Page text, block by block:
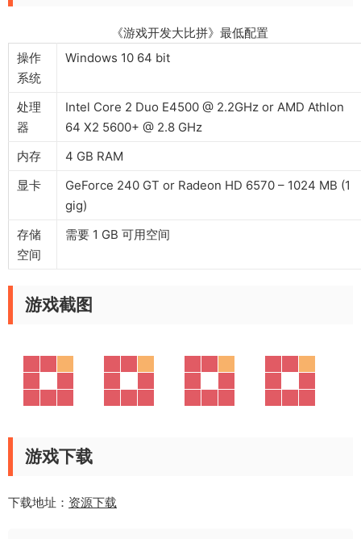
《游戏开发大比拼》最低配置
操作
系统
Windows 10 64 bit
处理
器
Intel Core 2 Duo E4500 @ 2.2GHz or AMD Athlon
64 X2 5600+ @ 2.8 GHz
内存
4 GB RAM
显卡
GeForce 240 GT or Radeon HD 6570 – 1024 MB (1
gig)
存储
空间
需要 1 GB 可用空间
游戏截图
游戏下载
下载地址： 资源下载